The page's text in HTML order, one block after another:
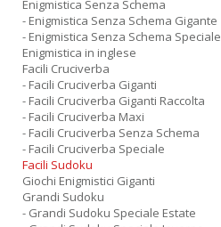
Enigmistica Senza Schema
- Enigmistica Senza Schema Gigante
- Enigmistica Senza Schema Speciale
Enigmistica in inglese
Facili Cruciverba
- Facili Cruciverba Giganti
- Facili Cruciverba Giganti Raccolta
- Facili Cruciverba Maxi
- Facili Cruciverba Senza Schema
- Facili Cruciverba Speciale
Facili Sudoku
Giochi Enigmistici Giganti
Grandi Sudoku
- Grandi Sudoku Speciale Estate